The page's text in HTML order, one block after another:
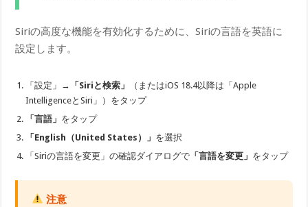
Siriの高度な機能を有効化するために、Siriの言語を英語に
設定します。
「設定」→ 「Siriと検索」
（またはiOS 18.4以降は「Apple
IntelligenceとSiri」）をタップ
「言語」 をタップ
「English（United States）」 を選択
「Siriの言語を変更」の確認ダイアログで 「言語を変更」 をタップ
注意